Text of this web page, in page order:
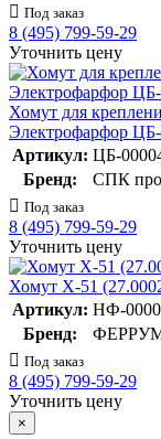
Под заказ
8 (495) 799-59-29
Уточнить цену
Хомут для
Электрофарфор
Артикул: ЦБ-
Бренд:
СПК
Под заказ
8 (495) 799-59-29
Уточнить цену
Хомут Х-51
Артикул: НФ-
Бренд:
Под заказ
8 (495) 799-59-29
Уточнить цену
×